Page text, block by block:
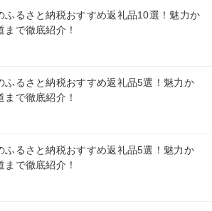
ふるさと納税おすすめ返礼品10選！魅力か
まで徹底紹介！
ふるさと納税おすすめ返礼品5選！魅力か
まで徹底紹介！
ふるさと納税おすすめ返礼品5選！魅力か
まで徹底紹介！